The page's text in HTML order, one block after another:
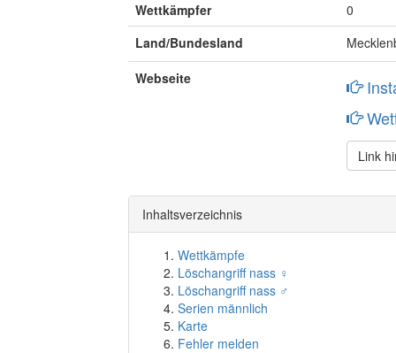
Wettkämpfer
0
Land/Bundesland
Webseite
Link
Inhaltsverzeichnis
Wettkämpfe
Löschangriff nass ♀
Löschangriff nass ♂
Serien männlich
Karte
Fehler melden